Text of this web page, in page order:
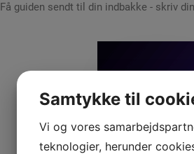
Få guiden sendt til din indbakke - skriv
Samtykke til
Vi og vores
teknologier, herunder